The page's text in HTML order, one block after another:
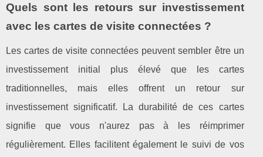
Quels sont les retours sur investissement
avec les cartes de visite connectées ?
Les cartes de visite connectées peuvent sembler être un
investissement initial plus élevé que les cartes
traditionnelles, mais elles offrent un retour sur
investissement significatif. La durabilité de ces cartes
signifie que vous n'aurez pas à les réimprimer
régulièrement. Elles facilitent également le suivi de vos